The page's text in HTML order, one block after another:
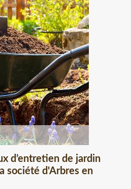
d’entretien de jardin
société d'Arbres en